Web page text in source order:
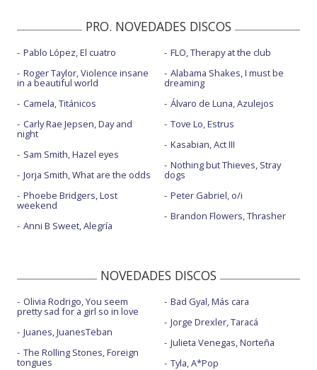
PRO. NOVEDADES DISCOS
Pablo López, El cuatro
Roger Taylor, Violence insane
in a beautiful world
Camela, Titánicos
Carly Rae Jepsen, Day and
night
Sam Smith, Hazel eyes
Jorja Smith, What are the odds
Phoebe Bridgers, Lost
weekend
Anni B Sweet, Alegría
FLO, Therapy at the club
Alabama Shakes, I must be
dreaming
Álvaro de Luna, Azulejos
Tove Lo, Estrus
Kasabian, Act III
Nothing but Thieves, Stray
dogs
Peter Gabriel, o/i
Brandon Flowers, Thrasher
NOVEDADES DISCOS
Olivia Rodrigo, You seem
pretty sad for a girl so in love
Juanes, JuanesTeban
The Rolling Stones, Foreign
tongues
Bad Gyal, Más cara
Jorge Drexler, Taracá
Julieta Venegas, Norteña
Tyla, A*Pop